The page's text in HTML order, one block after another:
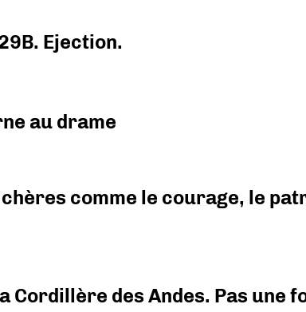
Ejection.
au drame
comme le courage, le
Cordillère des Andes. Pas une